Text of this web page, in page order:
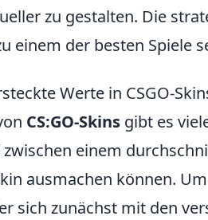
zu gestalten. Die
einem der besten Spiele
Werte in CSGO-
CS:GO-Skins gibt es
einem
ausmachen können.
sich zunächst mit den